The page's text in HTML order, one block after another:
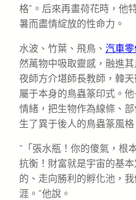
格”。后來再畫荷花時，他
暑而盡情綻放的性命力。
水波、竹葉、飛鳥、 汽車
然萬物中吸取靈感，融進
夜師方介堪師長教師，韓
屬于本身的鳥蟲篆印式。
情緒，把生物作為線條、
生了異于後人的鳥蟲篆風格
“「張水瓶！你的傻氣，根
抗衡！財富就是宇宙的基
的、走向勝利的孵化池，
涯。”他說。